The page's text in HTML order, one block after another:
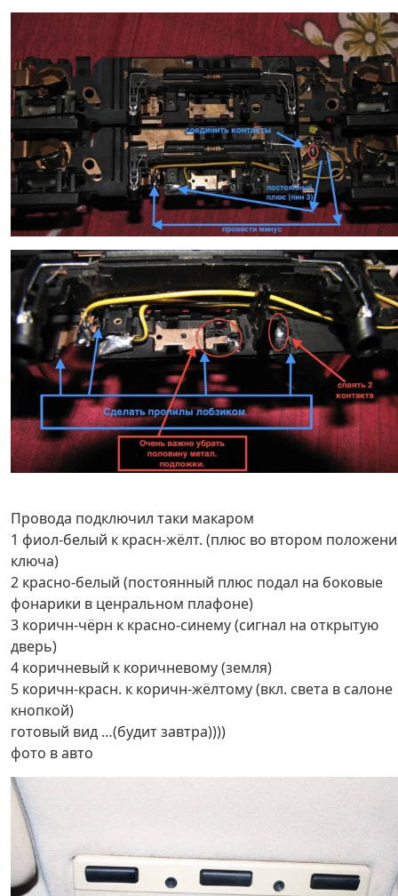
Провода подключил таки макаром
1 фиол-белый к красн-жёлт. (плюс во втором
ключа)
2 красно-белый (постоянный плюс подал на боковые
фонарики в ценральном плафоне)
3 коричн-чёрн к красно-синему (сигнал на открытую
дверь)
4 коричневый к коричневому (земля)
5 коричн-красн. к коричн-жёлтому (вкл. света в салоне
кнопкой)
готовый вид …(будит завтра))))
фото в авто